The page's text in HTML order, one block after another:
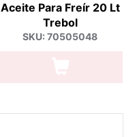
Aceite Para Freír 20 Lt
Trebol
SKU: 70505048